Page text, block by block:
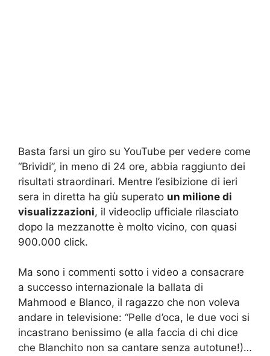
Basta farsi un giro su YouTube per vedere come
“Brividi”, in meno di 24 ore, abbia raggiunto dei
risultati straordinari. Mentre l’esibizione di ieri
sera in diretta ha giù superato un milione di
visualizzazioni, il videoclip ufficiale rilasciato
dopo la mezzanotte è molto vicino, con quasi
900.000 click.
Ma sono i commenti sotto i video a consacrare
a successo internazionale la ballata di
Mahmood e Blanco, il ragazzo che non voleva
andare in televisione: “Pelle d’oca, le due voci si
incastrano benissimo (e alla faccia di chi dice
che Blanchito non sa cantare senza autotune!)…